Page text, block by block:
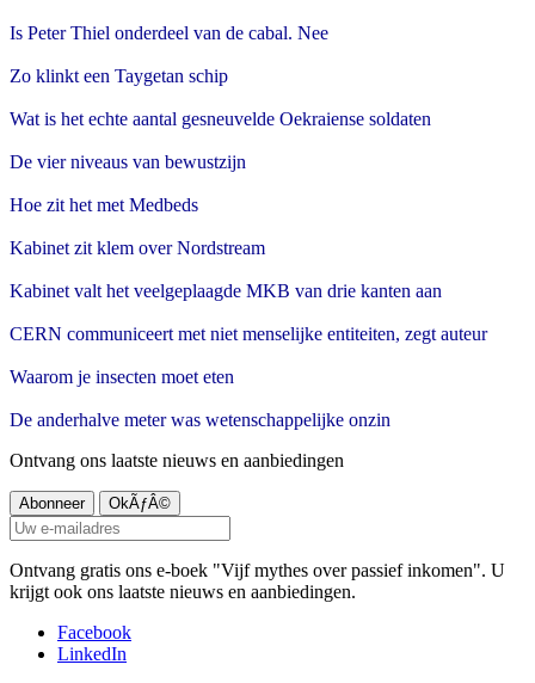
Is Peter Thiel onderdeel van de cabal. Nee
Zo klinkt een Taygetan schip
Wat is het echte aantal gesneuvelde Oekraiense soldaten
De vier niveaus van bewustzijn
Hoe zit het met Medbeds
Kabinet zit klem over Nordstream
Kabinet valt het veelgeplaagde MKB van drie kanten aan
CERN communiceert met niet menselijke entiteiten, zegt auteur
Waarom je insecten moet eten
De anderhalve meter was wetenschappelijke onzin
Ontvang ons laatste nieuws en aanbiedingen
Ontvang gratis ons e-boek "Vijf mythes over passief inkomen". U
krijgt ook ons laatste nieuws en aanbiedingen.
Facebook
LinkedIn